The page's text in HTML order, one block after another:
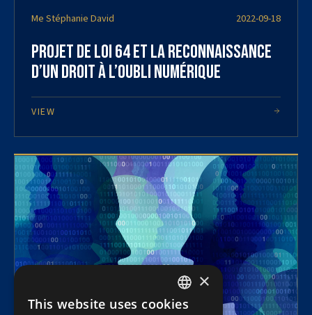
Me Stéphanie David 2022-09-18
Projet de loi 64 et la reconnaissance
d’un droit à l’oubli numérique
VIEW
FRENCH
×
This website uses cookies